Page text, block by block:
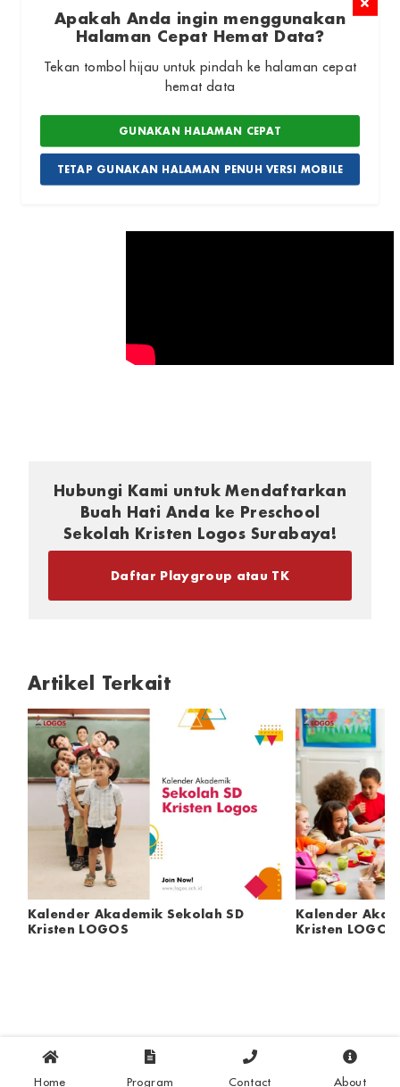
Apakah Anda ingin menggunakan
Halaman Cepat Hemat Data?
Tekan tombol hijau untuk pindah ke halaman cepat
hemat data
GUNAKAN HALAMAN CEPAT
TETAP GUNAKAN HALAMAN PENUH VERSI MOBILE
Unduh kalender akademik Preschool Semester 2
Penerimaan Siswa Baru
Tahun Ajaran 2022-
2023
Hubungi Kami untuk Mendaftarkan
Buah Hati Anda ke Preschool
Sekolah Kristen Logos Surabaya!
Daftar Playgroup atau TK
Artikel Terkait
Kalender Akademik Sekolah SD
Kristen LOGOS
Kalender
Kristen LOGOS
Home Program Contact About